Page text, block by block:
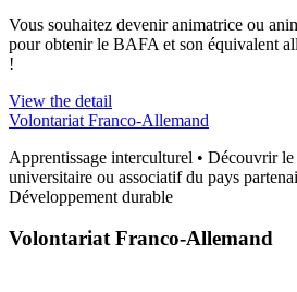
Vous souhaitez devenir animatrice ou
pour obtenir le BAFA et son équivalent
!
View the detail
Volontariat Franco-Allemand
Apprentissage interculturel • Découvrir
universitaire ou associatif du pays
Développement durable
Volontariat Franco-Allemand